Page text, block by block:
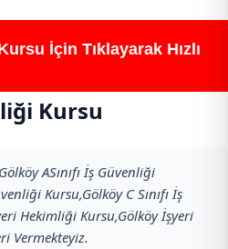
İçin Tıklayarak Hızlı
Kursu
ASınıfı İş Güvenliği
Kursu,Gölköy C Sınıfı İş
Hekimliği Kursu,Gölköy İşyeri
Vermekteyiz.